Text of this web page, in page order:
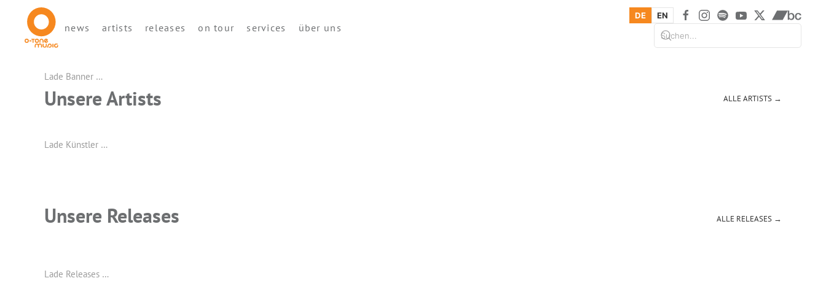
news artists releases on tour services über uns
DE EN
Lade Banner …
Unsere Artists ALLE ARTISTS →
Lade Künstler …
Unsere Releases ALLE RELEASES →
Lade Releases …